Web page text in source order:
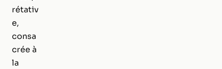
rétativ
e,
consa
crée à
la